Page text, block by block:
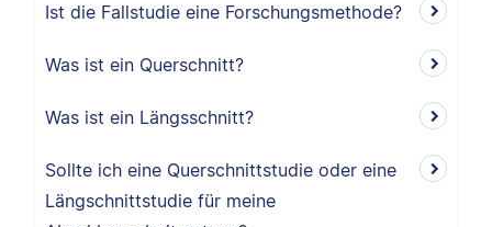
Ist die Fallstudie eine Forschungsmethode?
Was ist ein Querschnitt?
Was ist ein Längsschnitt?
Sollte ich eine Querschnittstudie oder eine
Längschnittstudie für meine